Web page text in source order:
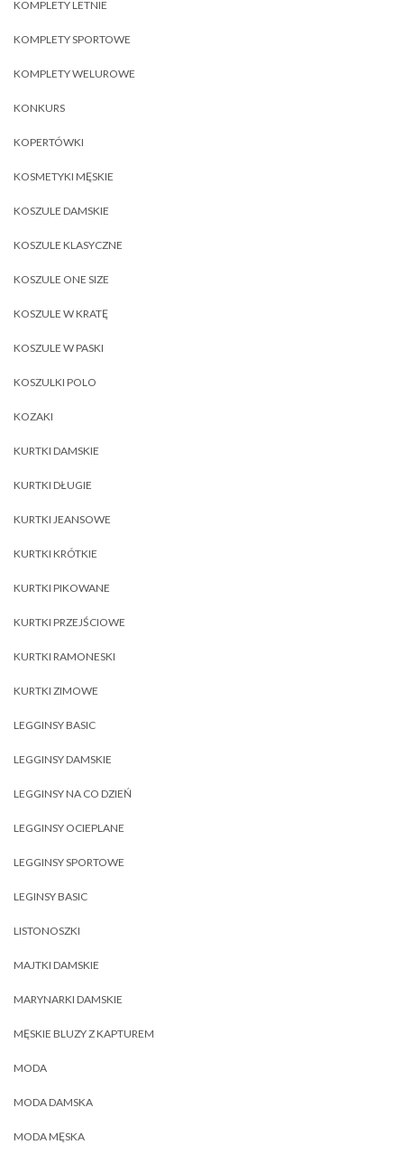
KOMPLETY LETNIE
KOMPLETY SPORTOWE
KOMPLETY WELUROWE
KONKURS
KOPERTÓWKI
KOSMETYKI MĘSKIE
KOSZULE DAMSKIE
KOSZULE KLASYCZNE
KOSZULE ONE SIZE
KOSZULE W KRATĘ
KOSZULE W PASKI
KOSZULKI POLO
KOZAKI
KURTKI DAMSKIE
KURTKI DŁUGIE
KURTKI JEANSOWE
KURTKI KRÓTKIE
KURTKI PIKOWANE
KURTKI PRZEJŚCIOWE
KURTKI RAMONESKI
KURTKI ZIMOWE
LEGGINSY BASIC
LEGGINSY DAMSKIE
LEGGINSY NA CO DZIEŃ
LEGGINSY OCIEPLANE
LEGGINSY SPORTOWE
LEGINSY BASIC
LISTONOSZKI
MAJTKI DAMSKIE
MARYNARKI DAMSKIE
MĘSKIE BLUZY Z KAPTUREM
MODA
MODA DAMSKA
MODA MĘSKA